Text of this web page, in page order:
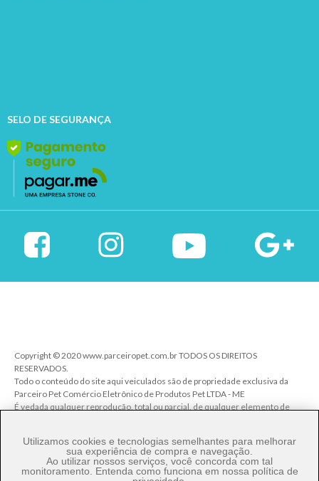
SELO DE SEGURANÇA
Copyright © 2020 www.parceiropet.com.br TODOS OS DIREITOS
RESERVADOS.
Todo o conteúdo do site aqui veiculados são de propriedade exclusiva da
Parceiro Pet Comércio Eletrônico de Produtos Pet LTDA - ME
É vedada qualquer reprodução, total ou parcial, de qualquer elemento de
Lei.
Parceiro Pet Comércio de Produtos Pet LTDA - ME - CNPJ: 27.206.029/0001-
80
Utilizamos cookies e tecnologias semelhantes para melhorar
sua experiência de compra e navegação.
Ao utilizar nossos serviços, você concorda com tal
monitoramento. Entenda como funciona em nossa política de